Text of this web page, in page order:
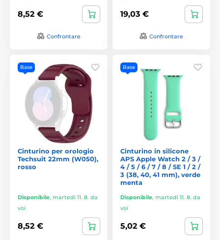
8,52 €
Confrontare
19,03 €
Confrontare
Base
Cinturino per orologio
Techsuit 22mm (W050),
rosso
Disponibile, martedì 11. 8. da
voi
8,52 €
Base
Cinturino in silicone
APS Apple Watch 2 / 3 /
4 / 5 / 6 / 7 / 8 / SE 1 / 2 /
3 (38, 40, 41 mm), verde
menta
Disponibile, martedì 11. 8. da
voi
5,02 €